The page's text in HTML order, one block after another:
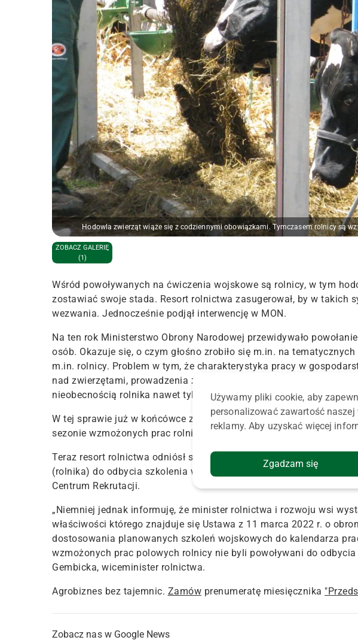
Hodowla zwierząt wiąże się z codziennymi obowiązkami. Tymczasem rolnicy są
ZOBACZ GALERIĘ
(1)
Wśród powoływanych na ćwiczenia wojskowe są rolnicy, w tym
zostawiać swoje stada. Resort rolnictwa zasugerował, by w takich
wezwania. Jednocześnie podjął interwencję w MON.
Na ten rok Ministerstwo Obrony Narodowej przewidywało
osób. Okazuje się, o czym głośno zrobiło się m.in. na
m.in. rolnicy. Problem w tym, że charakterystyka pracy w
nad zwierzętami, prowadzenia zabiegów agrotechnicznych we
nieobecnością rolnika nawet tylko przez kilka dni, jakie miałby on
W tej sprawie już w końcówce zeszłego roku Małopolska Izba
sezonie wzmożonych prac rolnicy nie byli powoływani na szkolenia
Teraz resort rolnictwa odniósł się do niego, informując, że od
(rolnika) do odbycia szkolenia wojskowego, istnieje możliwość
Centrum Rekrutacji.
„Niemniej jednak informuję, że minister rolnictwa i rozwoju wsi
właściwości którego znajduje się Ustawa z 11 marca 2022 r. o
dostosowania planowanych szkoleń wojskowych do kalendarza
wzmożonych prac polowych rolnicy nie byli powoływani do odbycia
Gembicka, wiceminister rolnictwa.
Agrobiznes bez tajemnic. Zamów prenumeratę miesięcznika
Zobacz nas w Google News
Używamy pliki cookie, aby
personalizować zawartość
reklamy. Aby uzyskać więcej
Zgadzam się